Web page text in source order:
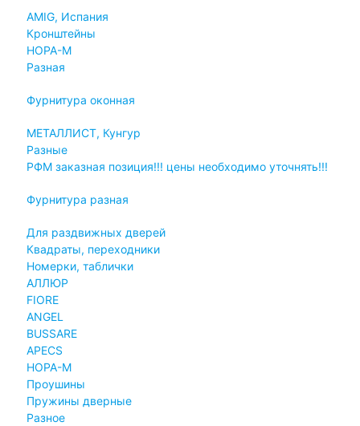
AMIG, Испания
Кронштейны
НОРА-М
Разная
Фурнитура оконная
МЕТАЛЛИСТ, Кунгур
Разные
РФМ заказная позиция!!! цены необходимо уточнять!!!
Фурнитура разная
Для раздвижных дверей
Квадраты, переходники
Номерки, таблички
АЛЛЮР
FIORE
ANGEL
BUSSARE
APECS
НОРА-М
Проушины
Пружины дверные
Разное